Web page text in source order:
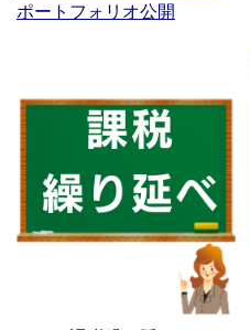
ポートフォリオ公開